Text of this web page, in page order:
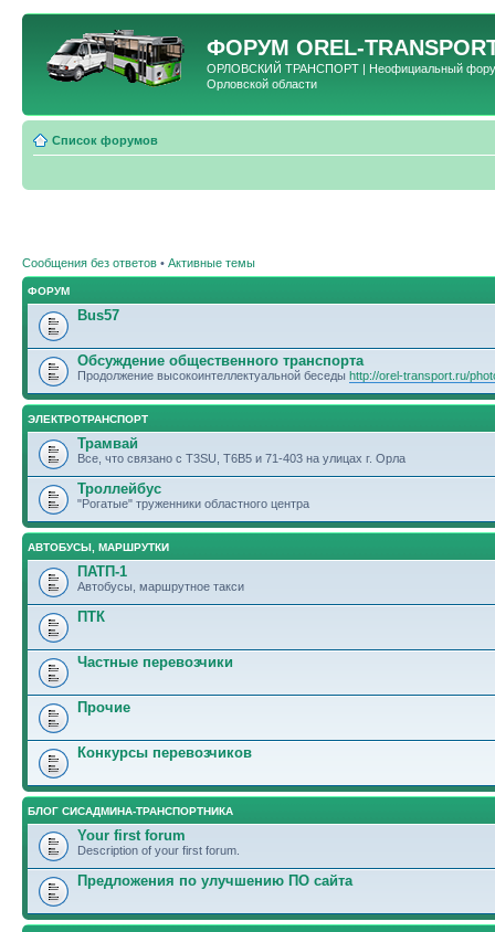
ФОРУМ OREL-
ОРЛОВСКИЙ ТРАНСПОРТ | Неофициальный форум
Орловской области
Список форумов
Сообщения без ответов • Активные темы
ФОРУМ
Bus57
Обсуждение общественного транспорта
Продолжение высокоинтеллектуальной беседы http://orel-transport.ru/
ЭЛЕКТРОТРАНСПОРТ
Трамвай
Все, что связано с T3SU, T6B5 и 71-403 на улицах г. Орла
Троллейбус
"Рогатые" труженники областного центра
АВТОБУСЫ, МАРШРУТКИ
ПАТП-1
Автобусы, маршрутное такси
ПТК
Частные перевозчики
Прочие
Конкурсы перевозчиков
БЛОГ СИСАДМИНА-ТРАНСПОРТНИКА
Your first forum
Description of your first forum.
Предложения по улучшению ПО сайта